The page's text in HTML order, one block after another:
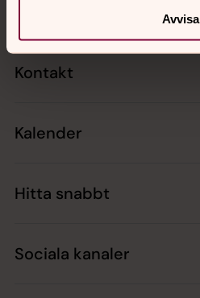
Avvisa
Kontakt
Kalender
Hitta snabbt
Sociala kanaler